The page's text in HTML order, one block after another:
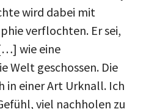
wird dabei mit
verflochten. Er sei,
wie eine
Welt geschossen. Die
in einer Art Urknall. Ich
viel nachholen zu